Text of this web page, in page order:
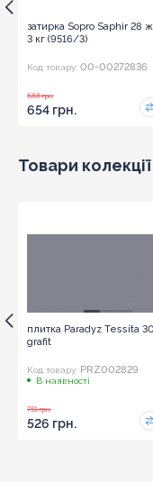
затирка Sopro Saphir 28
3 кг (9516/3)
Код товару: 00-00272836
688 грн.
654 грн.
Товари колекції
плитка Paradyz Tessita
grafit
Код товару: PRZ002829
В наявності
751 грн.
526 грн.